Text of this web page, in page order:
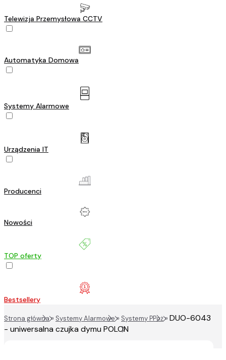
Telewizja Przemysłowa CCTV
Automatyka Domowa
Systemy Alarmowe
Urządzenia IT
Producenci
Nowości
TOP oferty
Bestsellery
Strona główna» Systemy Alarmowe» Systemy PPoż»DUO-6043
- uniwersalna czujka dymu POLON